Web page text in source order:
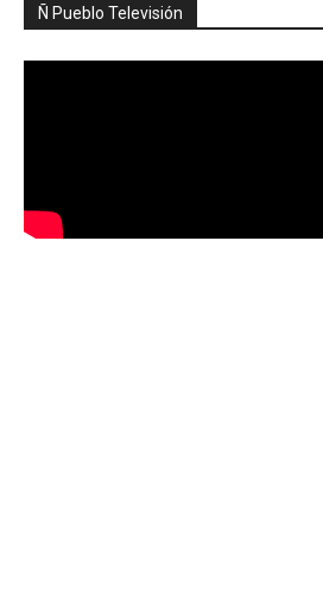
Ñ Pueblo Televisión